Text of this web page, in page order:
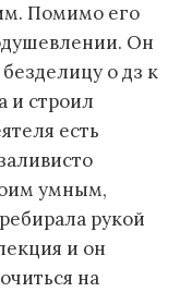
Помимо его
Он
о дз к
и строил
есть
умным,
рукой
и он
на